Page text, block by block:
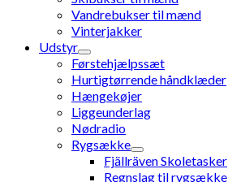
Vandrebukser til mænd
Vinterjakker
Udstyr
Førstehjælpssæt
Hurtigtørrende håndklæder
Hængekøjer
Liggeunderlag
Nødradio
Rygsække
Fjällräven Skoletasker
Regnslag til rygsække